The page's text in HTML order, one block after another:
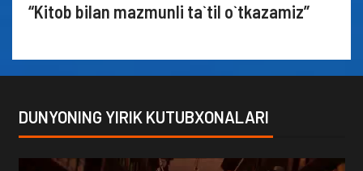
“Kitob bilan mazmunli ta`til o`tkazamiz”
DUNYONING YIRIK KUTUBXONALARI